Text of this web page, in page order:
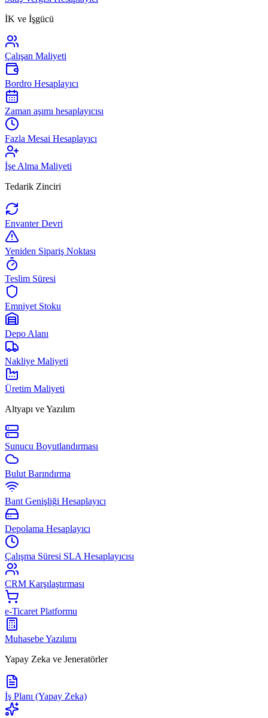
İK ve İşgücü
Çalışan Maliyeti
Bordro Hesaplayıcı
Zaman aşımı hesaplayıcısı
Fazla Mesai Hesaplayıcı
İşe Alma Maliyeti
Tedarik Zinciri
Envanter Devri
Yeniden Sipariş Noktası
Teslim Süresi
Emniyet Stoku
Depo Alanı
Nakliye Maliyeti
Üretim Maliyeti
Altyapı ve Yazılım
Sunucu Boyutlandırması
Bulut Barındırma
Bant Genişliği Hesaplayıcı
Depolama Hesaplayıcı
Çalışma Süresi SLA Hesaplayıcısı
CRM Karşılaştırması
e-Ticaret Platformu
Muhasebe Yazılımı
Yapay Zeka ve Jeneratörler
İş Planı (Yapay Zeka)